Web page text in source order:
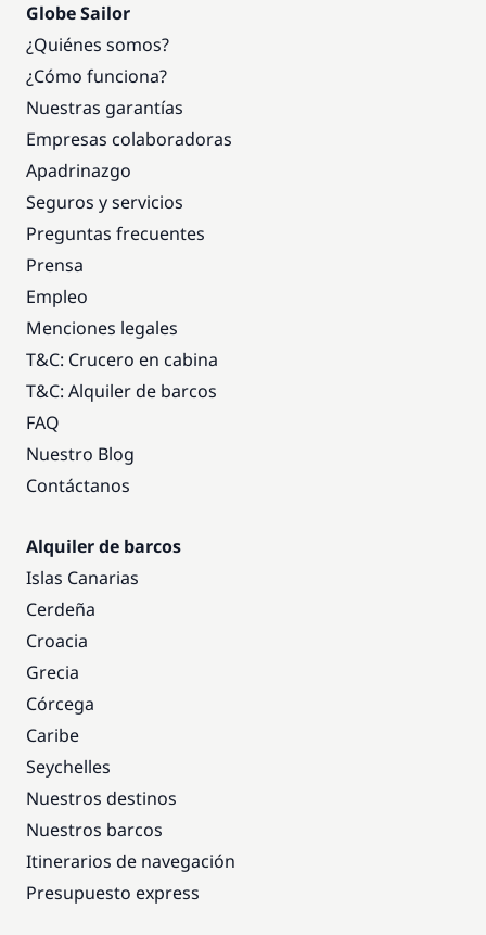
Globe Sailor
¿Quiénes somos?
¿Cómo funciona?
Nuestras garantías
Empresas colaboradoras
Apadrinazgo
Seguros y servicios
Preguntas frecuentes
Prensa
Empleo
Menciones legales
T&C: Crucero en cabina
T&C: Alquiler de barcos
FAQ
Nuestro Blog
Contáctanos
Alquiler de barcos
Islas Canarias
Cerdeña
Croacia
Grecia
Córcega
Caribe
Seychelles
Nuestros destinos
Nuestros barcos
Itinerarios de navegación
Presupuesto express